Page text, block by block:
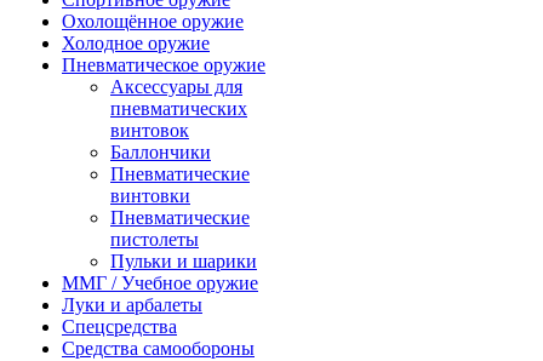
Охолощённое оружие
Холодное оружие
Пневматическое оружие
Аксессуары для
пневматических
винтовок
Баллончики
Пневматические
винтовки
Пневматические
пистолеты
Пульки и шарики
ММГ / Учебное оружие
Луки и арбалеты
Спецсредства
Средства самообороны